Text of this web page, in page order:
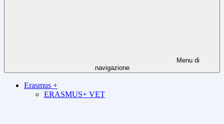
Menu di
navigazione
Erasmus +
ERASMUS+ VET